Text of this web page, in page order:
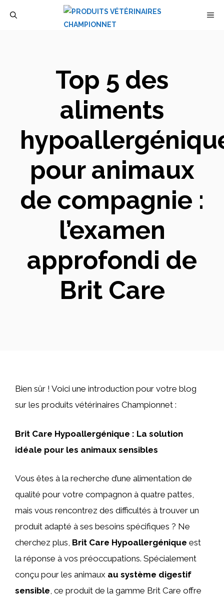
Top 5 des
aliments
pour animaux
de compagnie :
l’examen
approfondi de
Brit Care
Bien sûr ! Voici une introduction pour votre blog
sur les produits vétérinaires Championnet :
Brit Care Hypoallergénique : La solution
idéale pour les animaux sensibles
Vous êtes à la recherche d’une alimentation de
qualité pour votre compagnon à quatre pattes,
mais vous rencontrez des difficultés à trouver un
produit adapté à ses besoins spécifiques ? Ne
cherchez plus, Brit Care Hypoallergénique est
la réponse à vos préoccupations. Spécialement
conçu pour les animaux au système digestif
sensible, ce produit de la gamme Brit Care offre